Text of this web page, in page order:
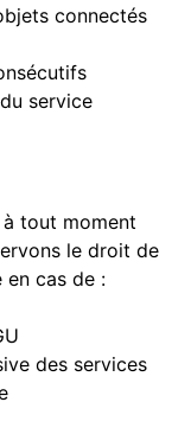
connectés
service
tout moment
le droit de
en cas de :
des services